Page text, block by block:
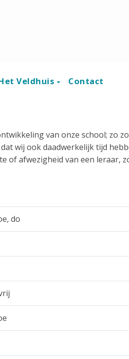
Veldhuis Contact
van onze school; zo
wij ook daadwerkelijk tijd
of afwezigheid van een leraar,
do